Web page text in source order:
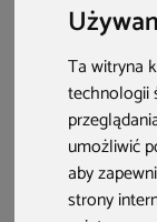
Ta witryna
technologii
umożliwić
aby
strony
rozluźnia
Zobacz, jak